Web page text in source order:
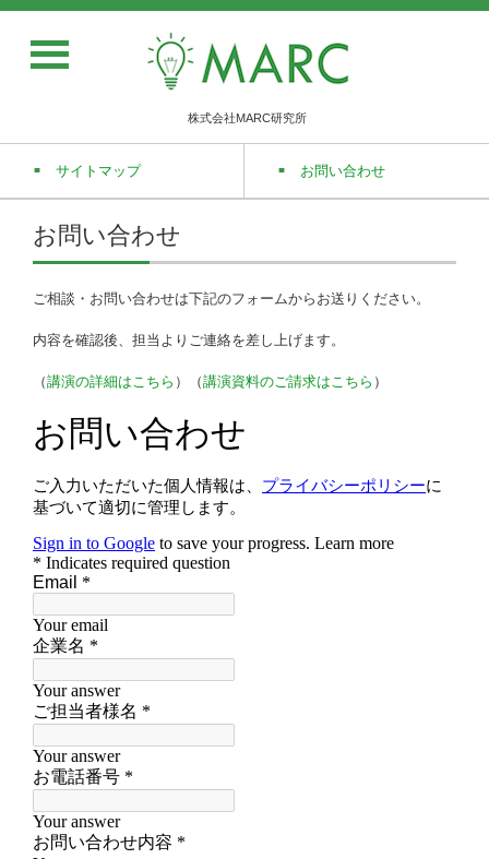
株式会社MARC研究所
サイトマップ お問い合わせ
お問い合わせ
ご相談・お問い合わせは下記のフォームからお送りください。
内容を確認後、担当よりご連絡を差し上げます。
（講演の詳細はこちら ）（講演資料のご請求はこちら ）